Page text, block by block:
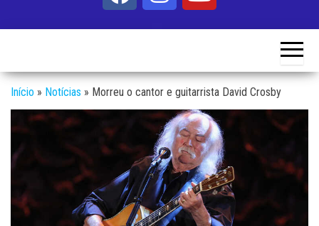
Início » Notícias » Morreu o cantor e guitarrista David Crosby